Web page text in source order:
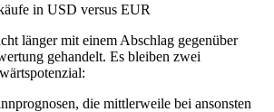
in USD versus EUR
länger mit einem Abschlag gegenüber
gehandelt. Es bleiben zwei
die mittlerweile bei ansonsten